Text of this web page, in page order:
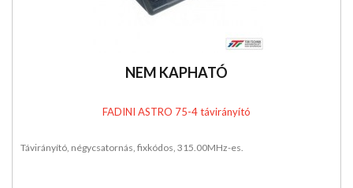
NEM KAPHATÓ
FADINI ASTRO 75-4 távirányító
Távirányító, négycsatornás, fixkódos, 315.00MHz-es.